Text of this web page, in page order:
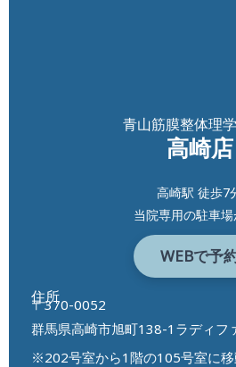
青山筋膜整体理
高崎店
高崎駅 徒歩7
当院専用の駐車
WEBで予
住所
〒370-0052
群馬県高崎市旭町138-1ラディフ
※202号室から1階の105号室に移